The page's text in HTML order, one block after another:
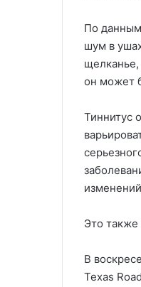
По данным
шум в
он может
Тиннитус
Это
В
Texas